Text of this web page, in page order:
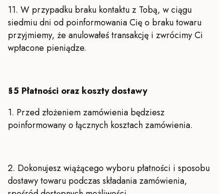
11. W przypadku braku kontaktu z Tobą, w ciągu
siedmiu dni od poinformowania Cię o braku towaru
przyjmiemy, że anulowałeś transakcję i zwrócimy Ci
wpłacone pieniądze.
§5 Płatności oraz koszty dostawy
1. Przed złożeniem zamówienia będziesz
poinformowany o łącznych kosztach zamówienia.
2. Dokonujesz wiążącego wyboru płatności i sposobu
dostawy towaru podczas składania zamówienia,